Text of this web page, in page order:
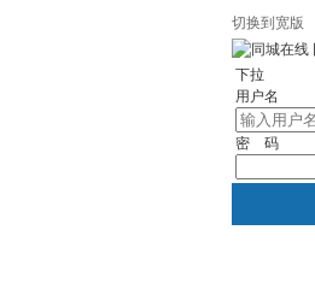
切换到宽版
下拉
用户名
密 码